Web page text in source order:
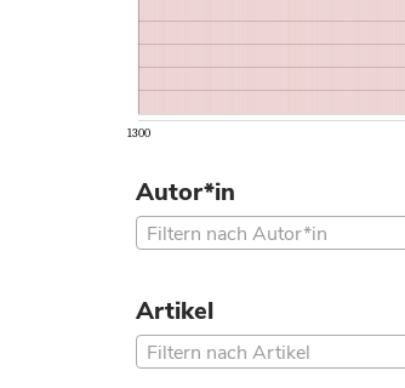
1300
Autor*in
Filtern nach Autor*in
Artikel
Filtern nach Artikel